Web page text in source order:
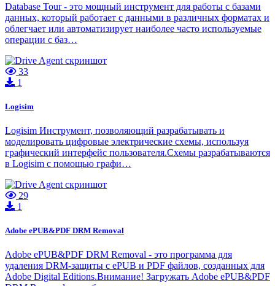
Database Tour - это мощный инструмент для работы с базами
данных, который работает с данными в различных форматах и
облегчает или автоматизирует наиболее часто используемые
операции с баз…
33
1
Logisim
Logisim Инструмент, позволяющий разрабатывать и
моделировать цифровые электрические схемы, используя
графический интерфейс пользователя.Схемы разрабатываются
в Logisim с помощью графи…
29
1
Adobe ePUB&PDF DRM Removal
Adobe ePUB&PDF DRM Removal - это программа для
удаления DRM-защиты с ePUB и PDF файлов, созданных для
Adobe Digital Editions.Внимание! Загружать Adobe ePUB&PDF